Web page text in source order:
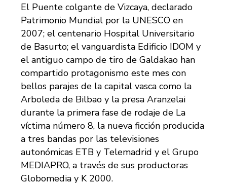
El Puente colgante de Vizcaya, declarado
Patrimonio Mundial por la UNESCO en
2007; el centenario Hospital Universitario
de Basurto; el vanguardista Edificio IDOM y
el antiguo campo de tiro de Galdakao han
compartido protagonismo este mes con
bellos parajes de la capital vasca como la
Arboleda de Bilbao y la presa Aranzelai
durante la primera fase de rodaje de La
víctima número 8, la nueva ficción producida
a tres bandas por las televisiones
autonómicas ETB y Telemadrid y el Grupo
MEDIAPRO, a través de sus productoras
Globomedia y K 2000.